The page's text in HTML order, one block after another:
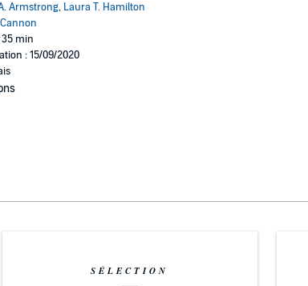
Armstrong, Laura T. Hamilton
35 min
: 15/09/2020
SÉLECTION